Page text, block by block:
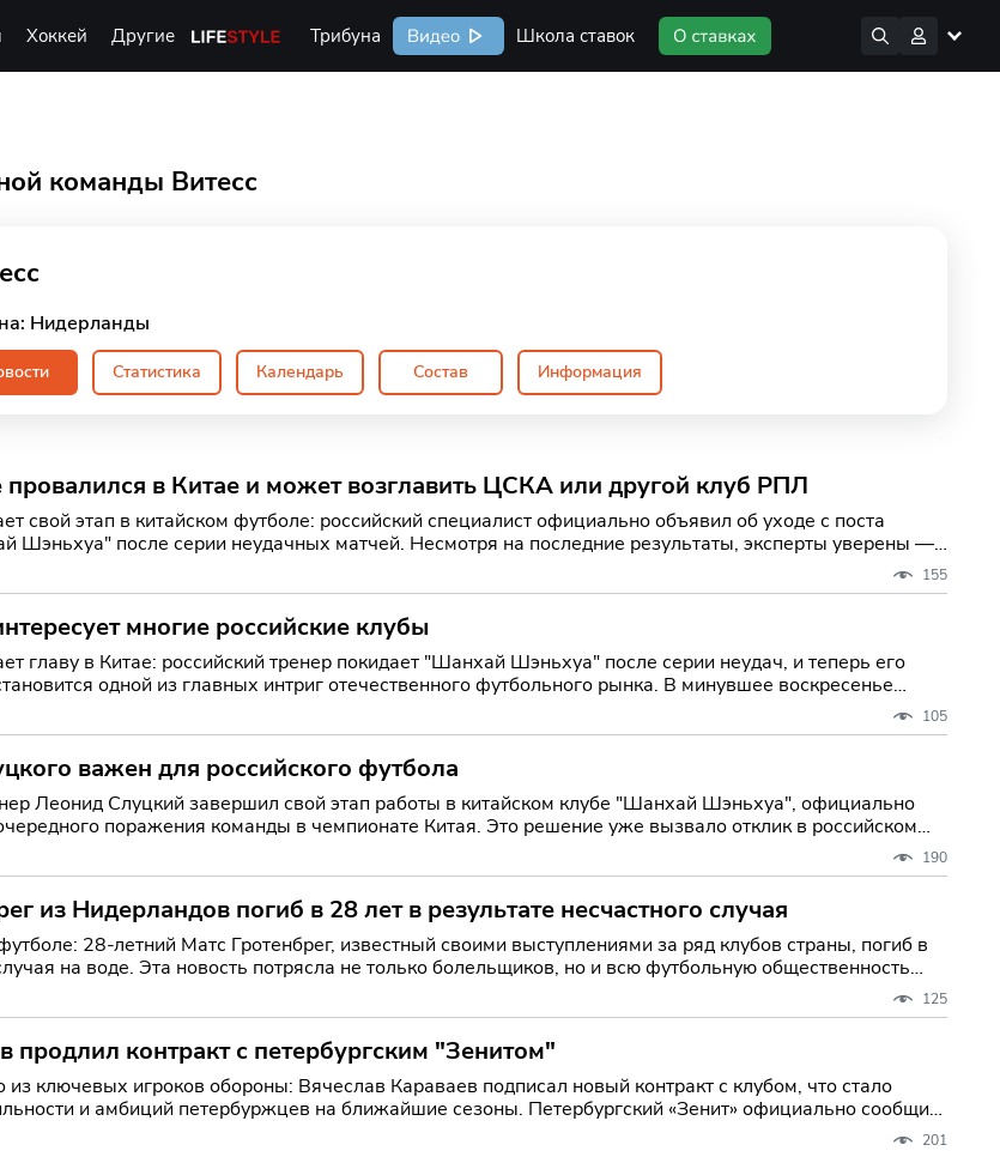
Хоккей Другие Life Style Трибуна Видео Школа ставок
команды Витесс
Нидерланды
Статистика Календарь Состав Информация
в Китае и может возглавить ЦСКА или другой клуб РПЛ
свой этап в китайском футболе: российский специалист официально объявил об уходе с поста
Шэньхуа" после серии неудачных матчей. Несмотря на последние результаты, эксперты уверены —
155
многие российские клубы
главу в Китае: российский тренер покидает "Шанхай Шэньхуа" после серии неудач, и теперь его
одной из главных интриг отечественного футбольного рынка. В минувшее воскресенье
105
важен для российского футбола
Леонид Слуцкий завершил свой этап работы в китайском клубе "Шанхай Шэньхуа", официально
поражения команды в чемпионате Китая. Это решение уже вызвало отклик в российском
190
из Нидерландов погиб в 28 лет в результате несчастного случая
28-летний Матс Гротенбрег, известный своими выступлениями за ряд клубов страны, погиб в
на воде. Эта новость потрясла не только болельщиков, но и всю футбольную общественность
125
продлил контракт с петербургским "Зенитом"
из ключевых игроков обороны: Вячеслав Караваев подписал новый контракт с клубом, что стало
петербуржцев на ближайшие сезоны. Петербургский «Зенит» официально сообщил
201